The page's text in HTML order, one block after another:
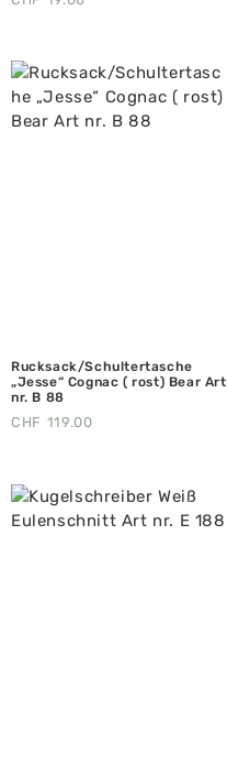
Rucksack/Schultertasche
„Jesse“ Cognac ( rost) Bear Art
nr. B 88
CHF 119.00